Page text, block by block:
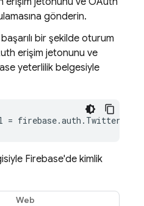
gönderin.
başarılı bir şekilde oturum
erişim jetonunu ve
yeterlilik belgesiyle
= firebase.auth .
Firebase'de kimlik
Web